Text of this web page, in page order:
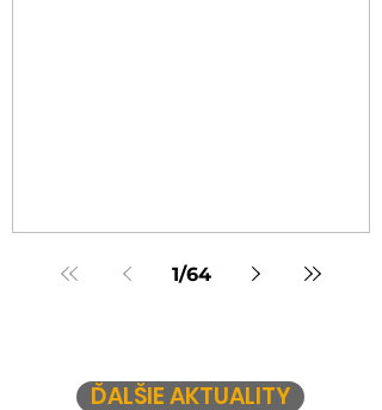
1/64
ĎALŠIE AKTUALITY